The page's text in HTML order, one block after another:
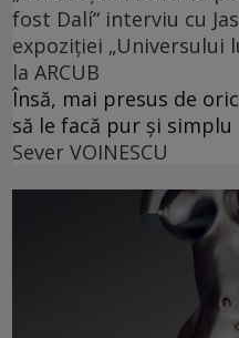
fost Dalí“ interviu cu
expoziției „Universului
la ARCUB
Însă, mai presus de
să le facă pur și simplu
Sever VOINESCU